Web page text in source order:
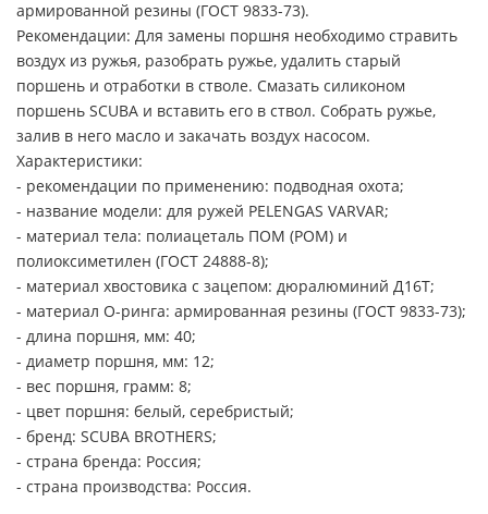
армированной резины (ГОСТ 9833-73).
Рекомендации: Для замены поршня необходимо стравить
воздух из ружья, разобрать ружье, удалить старый
поршень и отработки в стволе. Смазать силиконом
поршень SCUBA и вставить его в ствол. Собрать ружье,
залив в него масло и закачать воздух насосом.
Характеристики:
- рекомендации по применению: подводная охота;
- название модели: для ружей PELENGAS VARVAR;
- материал тела: полиацеталь ПОМ (POM) и
полиоксиметилен (ГОСТ 24888-8);
- материал хвостовика с зацепом: дюралюминий Д16Т;
- материал О-ринга: армированная резины (ГОСТ 9833-73);
- длина поршня, мм: 40;
- диаметр поршня, мм: 12;
- вес поршня, грамм: 8;
- цвет поршня: белый, серебристый;
- бренд: SCUBA BROTHERS;
- страна бренда: Россия;
- страна производства: Россия.